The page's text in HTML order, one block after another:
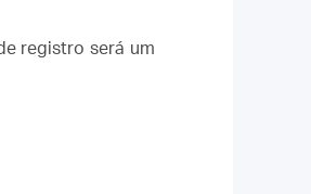
registro será um